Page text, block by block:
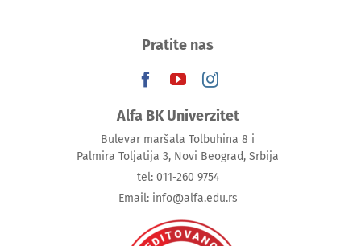
Pratite nas
Alfa BK Univerzitet
Bulevar maršala Tolbuhina 8 i
Palmira Toljatija 3, Novi Beograd, Srbija
tel: 011-260 9754
Email: info@alfa.edu.rs